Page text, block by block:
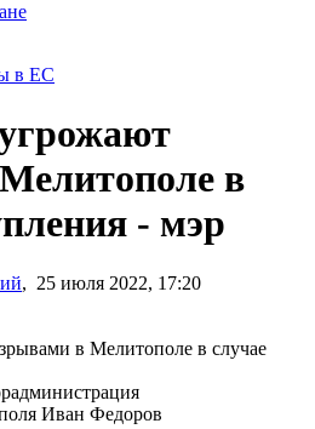
в ЕС
в
- мэр
, 25 июля 2022, 17:20
Иван Федоров